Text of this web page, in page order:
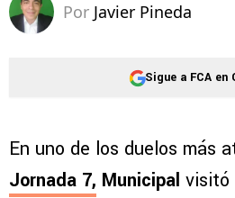
Por Javier Pineda
Sigue a FCA en
En uno de los duelos más
Jornada 7, Municipal visitó